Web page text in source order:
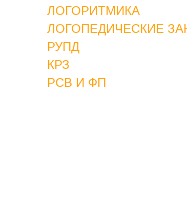
ЛОГОРИТМИКА
ЛОГОПЕДИЧЕСКИЕ
РУПД
КРЗ
РСВ И ФП